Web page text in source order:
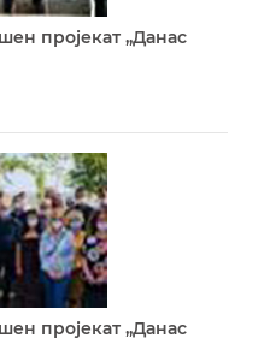
пројекат „Данас
пројекат „Данас